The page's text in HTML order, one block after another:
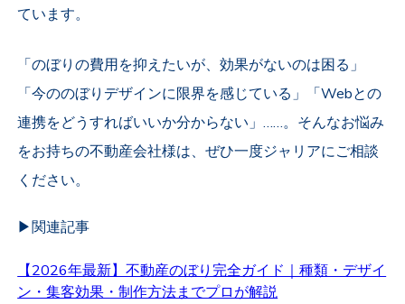
ています。
「のぼりの費用を抑えたいが、効果がないのは困る」
「今ののぼりデザインに限界を感じている」「Webとの
連携をどうすればいいか分からない」……。そんなお悩み
をお持ちの不動産会社様は、ぜひ一度ジャリアにご相談
ください。
▶︎関連記事
【2026年最新】不動産のぼり完全ガイド｜種類・デザイ
ン・集客効果・制作方法までプロが解説